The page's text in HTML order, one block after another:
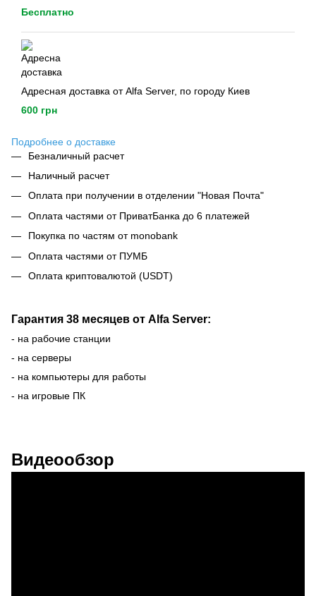
Бесплатно
Адресная доставка от Alfa Server, по городу Киев
600 грн
Подробнее о доставке
Безналичный расчет
Наличный расчет
Оплата при получении в отделении "Новая Почта"
Оплата частями от ПриватБанка до 6 платежей
Покупка по частям от monobank
Оплата частями от ПУМБ
Оплата криптовалютой (USDT)
Гарантия 38 месяцев от Alfa Server:
- на рабочие станции
- на серверы
- на компьютеры для работы
- на игровые ПК
Видеообзор